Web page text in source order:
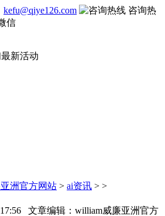
kefu@qiye126.com
咨询热
新活动
洲官方网站 > ai资讯 > >
17:56 文章编辑：william威廉亚洲官方